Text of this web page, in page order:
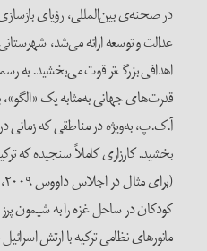
در صحنه‌ی بین‌المللی، رؤیای
اهدافی بزرگ‌تر قوت می‌بخشید. به
قدرت‌های جهانی به‌مثابه‌ یک
آ.ک.پ، به‌ویژه در مناطقی که
بخشید. کارزاری کاملاً سنجیده‌ که
کودکان در ساحل غزه را به شیمون
مانورهای نظامی‌ ترکیه با ارتش